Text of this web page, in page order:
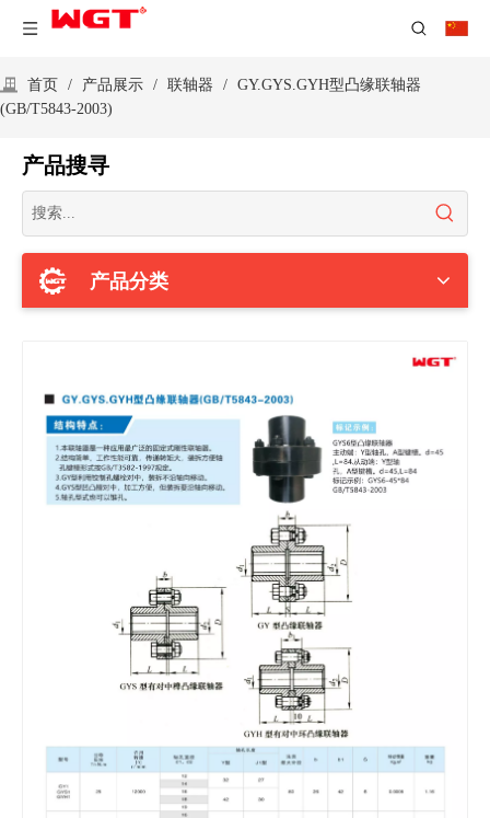
首页 / 产品展示 / 联轴器 / GY.GYS.GYH型凸缘联轴器
(GB/T5843-2003)
产品搜寻
产品分类